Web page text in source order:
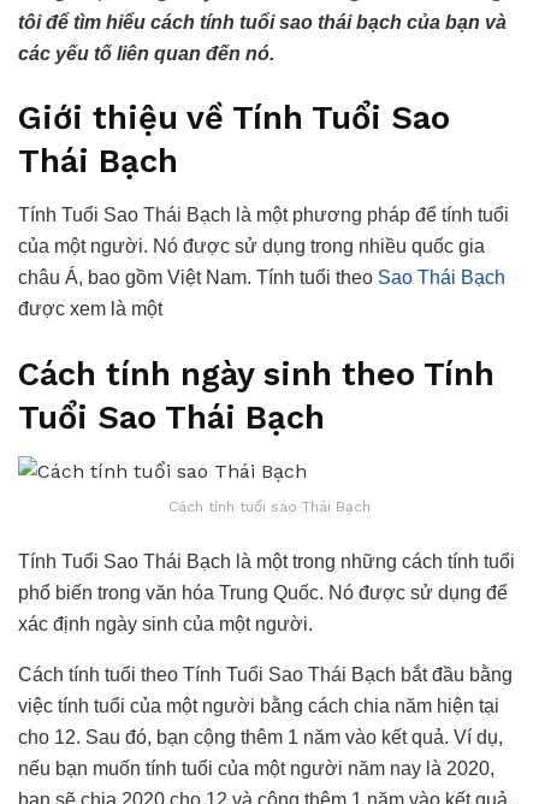
tôi để tìm hiểu cách tính tuổi sao thái bạch của bạn và
các yếu tố liên quan đến nó.
Giới thiệu về Tính Tuổi Sao
Thái Bạch
Tính Tuổi Sao Thái Bạch là một phương pháp để tính tuổi
của một người. Nó được sử dụng trong nhiều quốc gia
châu Á, bao gồm Việt Nam. Tính tuổi theo Sao Thái Bạch
được xem là một
Cách tính ngày sinh theo Tính
Tuổi Sao Thái Bạch
Cách tính tuổi sao Thái Bạch
Tính Tuổi Sao Thái Bạch là một trong những cách tính tuổi
phổ biến trong văn hóa Trung Quốc. Nó được sử dụng để
xác định ngày sinh của một người.
Cách tính tuổi theo Tính Tuổi Sao Thái Bạch bắt đầu bằng
việc tính tuổi của một người bằng cách chia năm hiện tại
cho 12. Sau đó, bạn cộng thêm 1 năm vào kết quả. Ví dụ,
nếu bạn muốn tính tuổi của một người năm nay là 2020,